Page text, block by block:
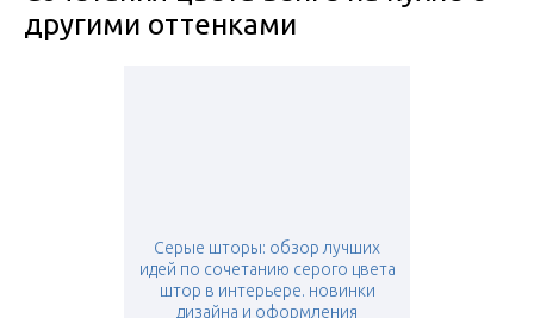
другими оттенками
Серые шторы: обзор лучших
идей по сочетанию серого цвета
штор в интерьере. новинки
дизайна и оформления